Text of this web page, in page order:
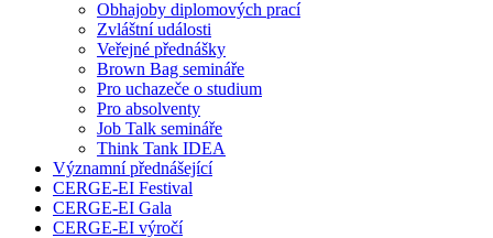
Obhajoby diplomových prací
Zvláštní události
Veřejné přednášky
Brown Bag semináře
Pro uchazeče o studium
Pro absolventy
Job Talk semináře
Think Tank IDEA
Významní přednášející
CERGE-EI Festival
CERGE-EI Gala
CERGE-EI výročí